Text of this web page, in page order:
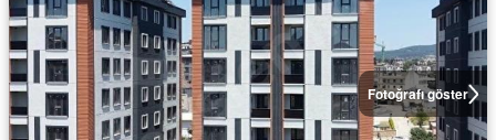
Fotoğrafı göster